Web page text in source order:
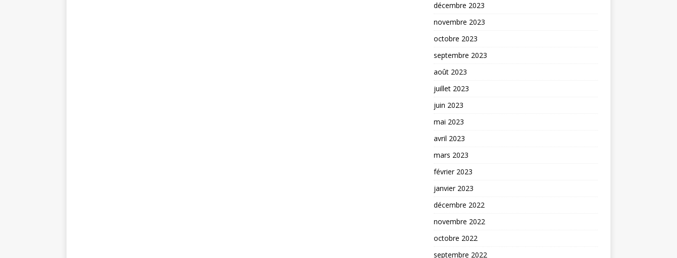
décembre 2023
novembre 2023
octobre 2023
septembre 2023
août 2023
juillet 2023
juin 2023
mai 2023
avril 2023
mars 2023
février 2023
janvier 2023
décembre 2022
novembre 2022
octobre 2022
septembre 2022